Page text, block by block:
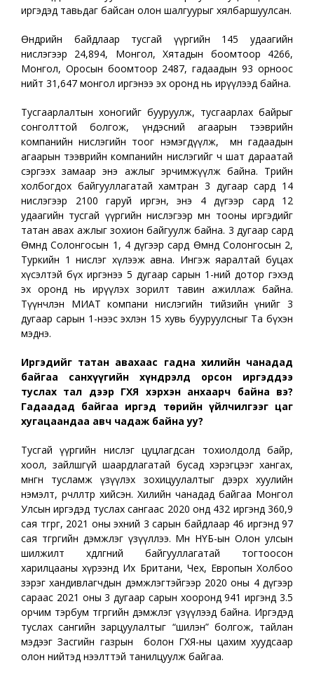
иргэдэд тавьдаг байсан олон шалгуурыг хялбаршуулсан.
Өнөөдрийн байдлаар тусгай үүргийн 145 удаагийн
нислэгээр 24,894, Монгол, Хятадын боомтоор 4266,
Монгол, Оросын боомтоор 2487, гадаадын 93 орноос
нийт 31,647 монгол иргэнээ эх оронд нь ирүүлээд байна.
Тусгаарлалтын хоногийг бууруулж, тусгаарлах байрыг
сонголттой болгож, үндэсний агаарын тээврийн
компанийн нислэгийн тоог нэмэгдүүлж, мөн гадаадын
агаарын тээврийн компанийн нислэгийг ч шат дараатай
сэргээх замаар энэ ажлыг эрчимжүүлж байна. Төрийн
холбогдох байгууллагатай хамтран 3 дугаар сард 14
нислэгээр 2100 гаруй иргэн, энэ 4 дүгээр сард 12
удаагийн тусгай үүргийн нислэгээр мөн тооны иргэдийг
татан авах ажлыг зохион байгуулж байна. 3 дугаар сард
Өмнөд Солонгосын 1, 4 дүгээр сард Өмнөд Солонгосын 2,
Туркийн 1 нислэг хүлээж авна. Ингэж яаралтай буцах
хүсэлтэй бүх иргэнээ 5 дугаар сарын 1-ний дотор гэхэд
эх оронд нь ирүүлэх зорилт тавин ажиллаж байна.
Түүнчлэн МИАТ компани нислэгийн тийзийн үнийг 3
дугаар сарын 1-нээс эхлэн 15 хувь бууруулсныг Та бүхэн
мэднэ.
Иргэдийг татан авахаас гадна хилийн чанадад
байгаа санхүүгийн хүндрэлд орсон иргэддээ
туслах тал дээр ГХЯ хэрхэн анхаарч байна вэ?
Гадаадад байгаа иргэд төрийн үйлчилгээг цаг
хугацаандаа авч чадаж байна уу?
Тусгай үүргийн нислэг цуцлагдсан тохиолдолд байр,
хоол, зайлшгүй шаардлагатай бусад хэрэгцээг хангах,
мөнгөн тусламж үзүүлэх зохицуулалтыг дээрх хуулийн
нэмэлт, өөрчлөлтөөр хийсэн. Хилийн чанадад байгаа Монгол
Улсын иргэдэд туслах сангаас 2020 онд 432 иргэнд 360,9
сая төгрөг, 2021 оны эхний 3 сарын байдлаар 46 иргэнд 97
сая төгрөгийн дэмжлэг үзүүллээ. Мөн НҮБ-ын Олон улсын
шилжилт хөдөлгөөний байгууллагатай тогтоосон
харилцааны хүрээнд Их Британи, Чех, Европын Холбоо
зэрэг хандивлагчдын дэмжлэгтэйгээр 2020 оны 4 дүгээр
сараас 2021 оны 3 дугаар сарын хооронд 941 иргэнд 3.5
орчим тэрбум төгрөгийн дэмжлэг үзүүлээд байна. Иргэдэд
туслах сангийн зарцуулалтыг “шилэн” болгож, тайлан
мэдээг Засгийн газрын болон ГХЯ-ны цахим хуудсаар
олон нийтэд нээлттэй танилцуулж байгаа.